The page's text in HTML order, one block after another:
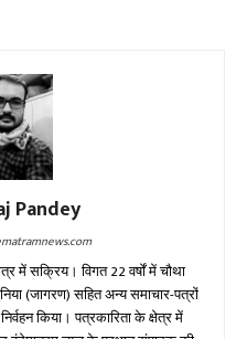
Pandey
में सक्रिय। विगत 22 वर्षों में चौथा
(जागरण) सहित अन्य समाचार-पत्रों
किया। पत्रकारिता के क्षेत्र में